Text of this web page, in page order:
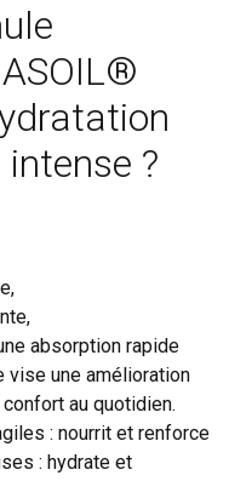
?
absorption rapide
vise une amélioration
au quotidien.
: nourrit et renforce
: hydrate et